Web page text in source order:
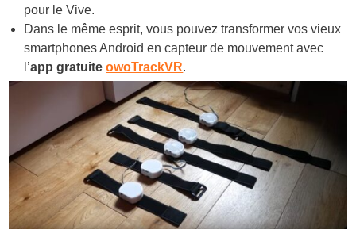
pour le Vive.
Dans le même esprit, vous pouvez transformer vos vieux
smartphones Android en capteur de mouvement avec
l’app gratuiteowoTrackVR.